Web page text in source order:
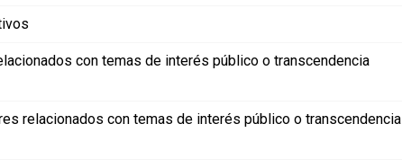
con temas de interés público o transcendencia
relacionados con temas de interés público o transcendencia